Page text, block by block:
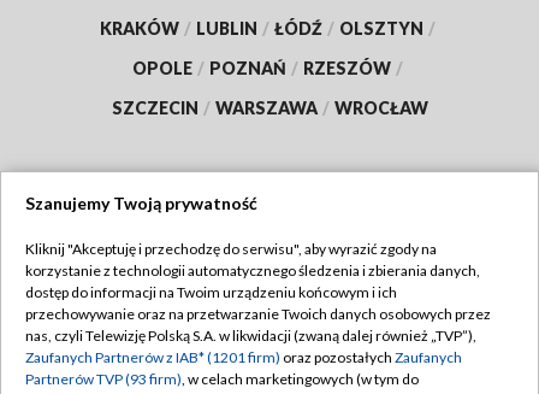
KRAKÓW / LUBLIN / ŁÓDŹ / OLSZTYN /
OPOLE / POZNAŃ / RZESZÓW /
SZCZECIN / WARSZAWA / WROCŁAW
TVP
Abonament TVP
Emisja w TVP
Regulamin TVP
Polityka prywatności
Szanujemy Twoją prywatność
Kliknij "Akceptuję i przechodzę do serwisu", aby wyrazić zgody na
korzystanie z technologii automatycznego śledzenia i zbierania danych,
dostęp do informacji na Twoim urządzeniu końcowym i ich
przechowywanie oraz na przetwarzanie Twoich danych osobowych przez
nas, czyli Telewizję Polską S.A. w likwidacji (zwaną dalej również „TVP”),
Zaufanych Partnerów z IAB* (1201 firm) oraz pozostałych Zaufanych
Partnerów TVP (93 firm), w celach marketingowych (w tym do